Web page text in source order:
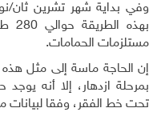
وفي بداية شهر تشرين ثان/
مستلزمات الحمامات.
إن الحاجة ماسة إلى مثل هذه
بمرحلة ازدهار، إلا أنه
تحت خط الفقر، وفقا لبيانات